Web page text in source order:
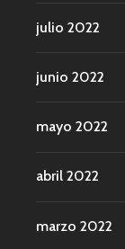
julio 2022
junio 2022
mayo 2022
abril 2022
marzo 2022